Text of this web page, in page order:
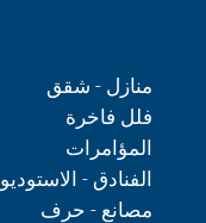
منازل - شقق
فلل فاخرة
المؤامرات
الفنادق -
مصانع - حرف